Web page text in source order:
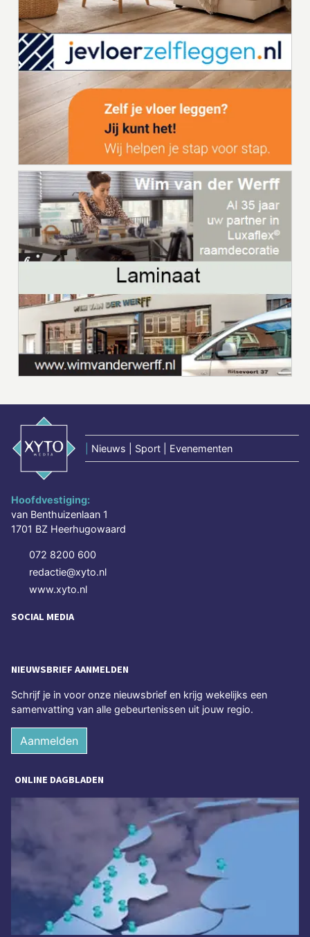
Nieuws | Sport | Evenementen
Hoofdvestiging:
van Benthuizenlaan 1
1701 BZ Heerhugowaard
072 8200 600
redactie@xyto.nl
www.xyto.nl
SOCIAL MEDIA
NIEUWSBRIEF AANMELDEN
Schrijf je in voor onze nieuwsbrief en krijg wekelijks een
samenvatting van alle gebeurtenissen uit jouw regio.
Aanmelden
ONLINE DAGBLADEN